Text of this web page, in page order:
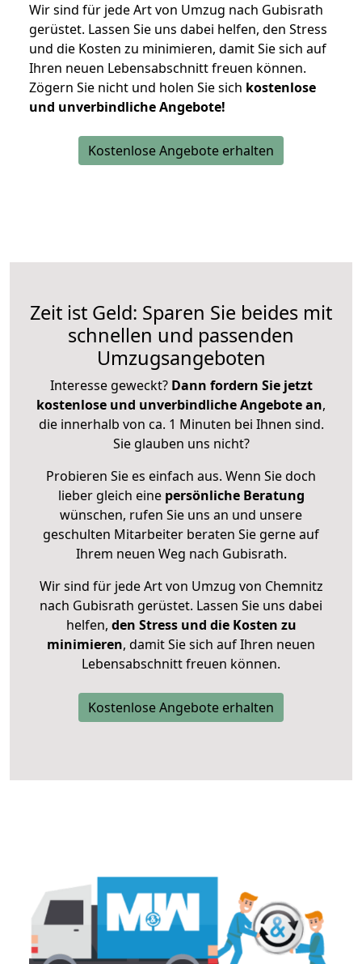
Wir sind für jede Art von Umzug nach Gubisrath
gerüstet. Lassen Sie uns dabei helfen, den Stress
und die Kosten zu minimieren, damit Sie sich auf
Ihren neuen Lebensabschnitt freuen können.
Zögern Sie nicht und holen Sie sich kostenlose
und unverbindliche Angebote!
Kostenlose Angebote erhalten
Zeit ist Geld: Sparen Sie beides mit
schnellen und passenden
Umzugsangeboten
Interesse geweckt? Dann fordern Sie jetzt
kostenlose und unverbindliche Angebote an,
die innerhalb von ca. 1 Minuten bei Ihnen sind.
Sie glauben uns nicht?
Probieren Sie es einfach aus. Wenn Sie doch
lieber gleich eine persönliche Beratung
wünschen, rufen Sie uns an und unsere
geschulten Mitarbeiter beraten Sie gerne auf
Ihrem neuen Weg nach Gubisrath.
Wir sind für jede Art von Umzug von Chemnitz
nach Gubisrath gerüstet. Lassen Sie uns dabei
helfen, den Stress und die Kosten zu
minimieren, damit Sie sich auf Ihren neuen
Lebensabschnitt freuen können.
Kostenlose Angebote erhalten